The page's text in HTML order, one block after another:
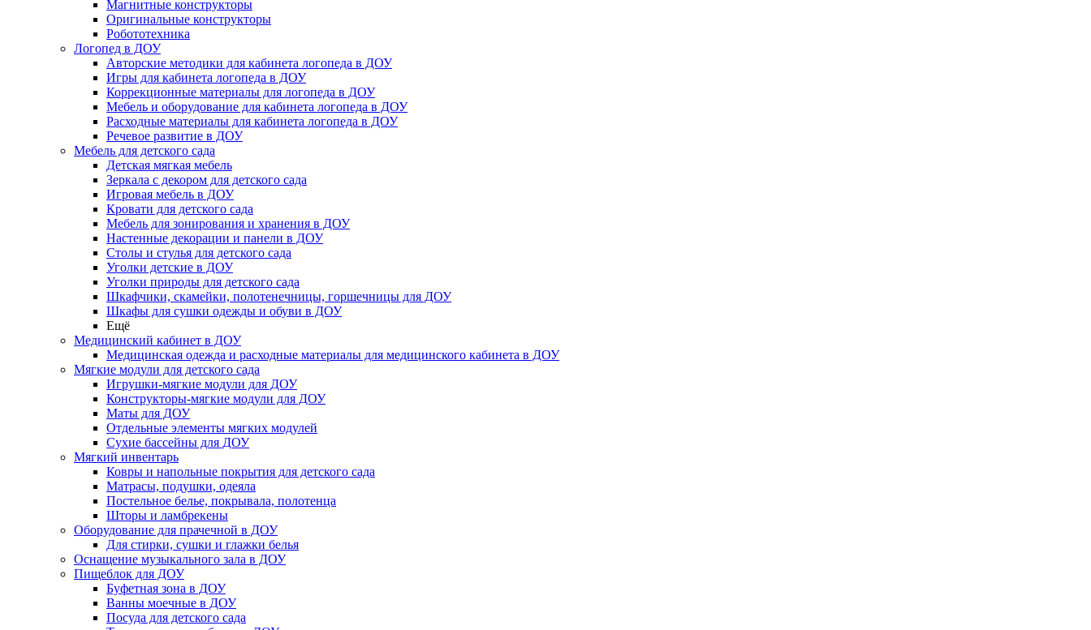
Магнитные конструкторы
Оригинальные конструкторы
Робототехника
Логопед в ДОУ
Авторские методики для кабинета логопеда в ДОУ
Игры для кабинета логопеда в ДОУ
Коррекционные материалы для логопеда в ДОУ
Мебель и оборудование для кабинета логопеда в ДОУ
Расходные материалы для кабинета логопеда в ДОУ
Речевое развитие в ДОУ
Мебель для детского сада
Детская мягкая мебель
Зеркала с декором для детского сада
Игровая мебель в ДОУ
Кровати для детского сада
Мебель для зонирования и хранения в ДОУ
Настенные декорации и панели в ДОУ
Столы и стулья для детского сада
Уголки детские в ДОУ
Уголки природы для детского сада
Шкафчики, скамейки, полотенечницы, горшечницы для ДОУ
Шкафы для сушки одежды и обуви в ДОУ
Ещё
Медицинский кабинет в ДОУ
Медицинская одежда и расходные материалы для медицинского кабинета в ДОУ
Мягкие модули для детского сада
Игрушки-мягкие модули для ДОУ
Конструкторы-мягкие модули для ДОУ
Маты для ДОУ
Отдельные элементы мягких модулей
Сухие бассейны для ДОУ
Мягкий инвентарь
Ковры и напольные покрытия для детского сада
Матрасы, подушки, одеяла
Постельное белье, покрывала, полотенца
Шторы и ламбрекены
Оборудование для прачечной в ДОУ
Для стирки, сушки и глажки белья
Оснащение музыкального зала в ДОУ
Пищеблок для ДОУ
Буфетная зона в ДОУ
Ванны моечные в ДОУ
Посуда для детского сада